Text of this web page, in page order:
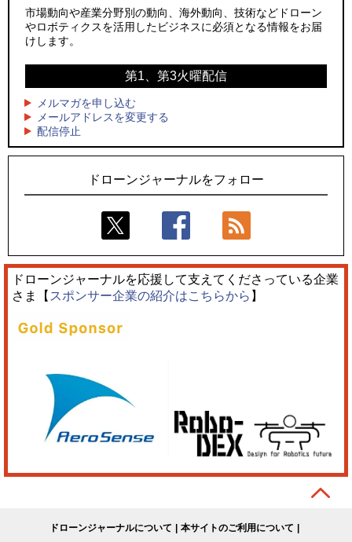
ン」とドローンショーによる新演出を実施
レッドクリフ、足利花火大会で映画『スパイダーマン』や
飛んだドローン、飛ばなかったドローン
ドローンとナイトバブルが競演、「花園ドローンショーフェ
スタ2026」10/3、4開催
ーンが採択、国産機で量産調達を目指す
サザンビーチちがさき花火大会で「復活の花火」打ち上げ、
国産AUVを社会実装へ、スタートアップ「BlueArch株式会
社」設立
ロボデックス、2時間超の飛行を目指す新型水素燃料電池ドロ
ーンを公開
市場動向や産業分野別の動向、海外動向、技術などドローン
やロボティクスを活用したビジネスに必須となる情報をお届
けします。
第1、第3火曜配信
メルマガを申し込む
メールアドレスを変更する
配信停止
ドローンジャーナルをフォロー
ドローンジャーナルを応援して支えてくださっている企業
さま【 スポンサー企業の紹介はこちらから 】
ドローンジャーナルについて 本サイトのご利用について